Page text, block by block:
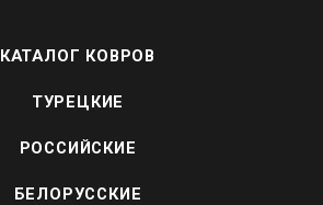
КАТАЛОГ КОВРОВ
ТУРЕЦКИЕ
РОССИЙСКИЕ
БЕЛОРУССКИЕ